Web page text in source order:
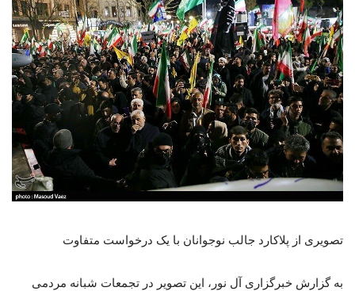
تصویری از پلاکارد جالب نوجوانان با یک درخواست متفاوت
به گزارش خبرگزاری آل نور، این تصویر در تجمعات شبانه مردمی